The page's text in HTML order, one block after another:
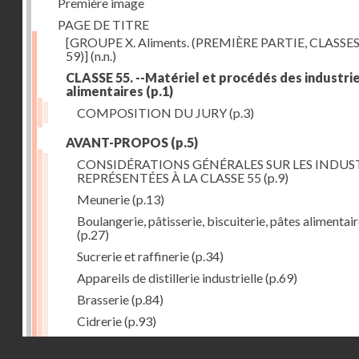
PAGE DE TITRE
[GROUPE X. Aliments. (PREMIÈRE PARTIE,
59)](n.n.)
CLASSE 55. --Matériel et procédés des
alimentaires (p.1)
COMPOSITION DU JURY(p.3)
AVANT-PROPOS (p.5)
CONSIDÉRATIONS GÉNÉRALES SUR LES
REPRÉSENTÉES À LA CLASSE 55 (p.9)
Meunerie(p.13)
Boulangerie, pâtisserie, biscuiterie, pâtes
(p.27)
Sucrerie et raffinerie(p.34)
Appareils de distillerie industrielle(p.69)
Brasserie(p.84)
Cidrerie(p.93)